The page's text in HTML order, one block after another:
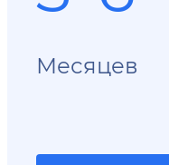
Месяцев